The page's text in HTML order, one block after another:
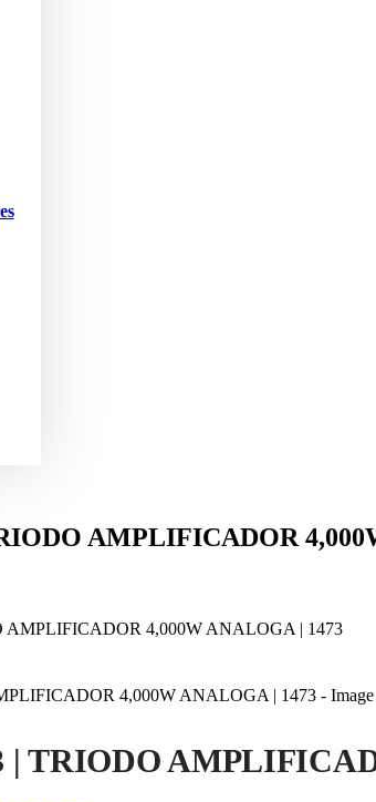
AMPLIFICADOR
AMPLIFICADOR 4,000W ANALOGA | 1473
| TRIODO